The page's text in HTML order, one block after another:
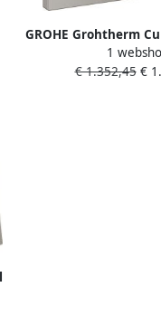
GROHE Grohtherm
voor
met 1 uitgang
1
€ 1.352,45€